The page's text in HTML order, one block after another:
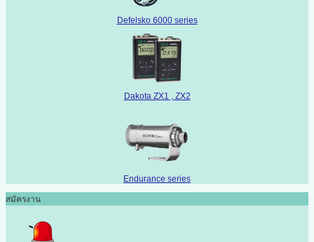
Defelsko 6000 series
Dakota ZX1 , ZX2
Endurance series
สมัครงาน